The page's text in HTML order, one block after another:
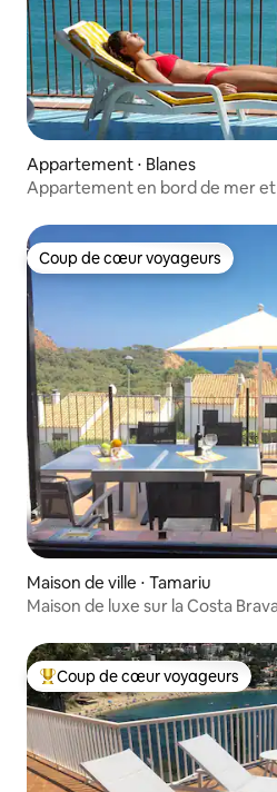
Appartement ⋅ Blanes
Appartement en bord de mer
Coup de cœur voyageurs
Coup de cœur voyageurs
Maison de ville ⋅ Tamariu
Maison de luxe sur la Costa
Coups de cœur voyageurs les
Coup de cœur voyageurs